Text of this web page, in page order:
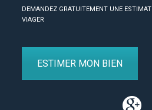
DEMANDEZ GRATUITEMENT UNE
VIAGER
ESTIMER MON BIEN